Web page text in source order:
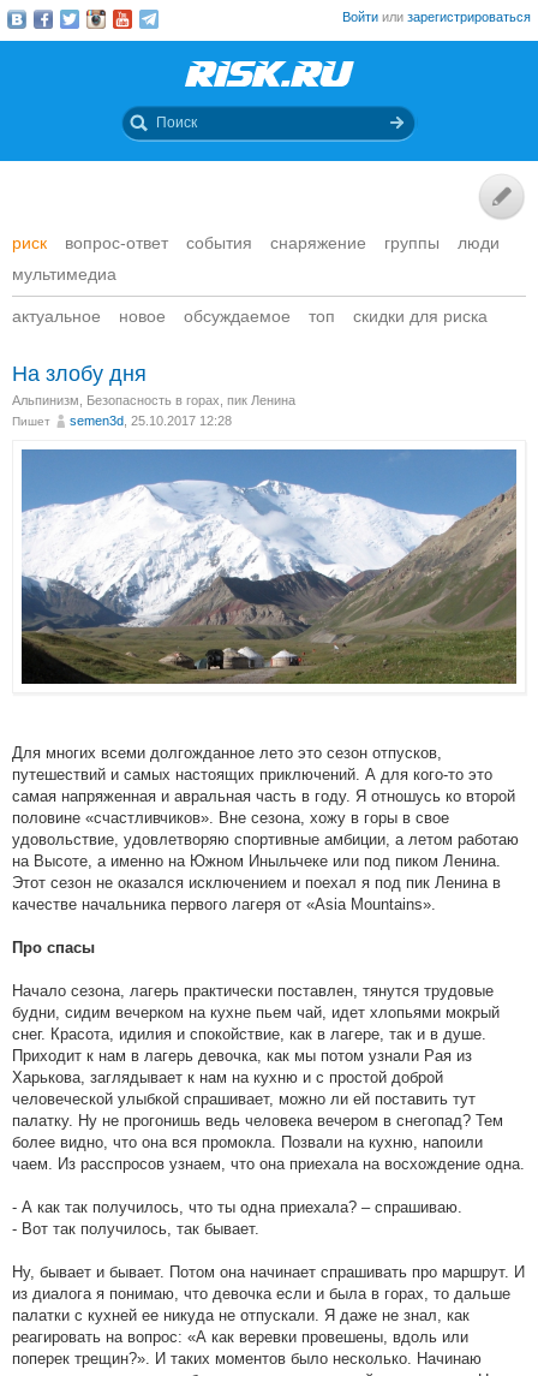
Войти или зарегистрироваться
риск вопрос-ответ события снаряжение группы
люди
мультимедиа
актуальное новое обсуждаемое топ скидки для риска
На злобу дня
Альпинизм Безопасность в горах пик Ленина
Пишет semen3d , 25.10.2017 12:28
Для многих всеми долгожданное лето это сезон отпусков,
путешествий и самых настоящих приключений. А для кого-то это
самая напряженная и авральная часть в году. Я отношусь ко второй
половине «счастливчиков». Вне сезона, хожу в горы в свое
удовольствие, удовлетворяю спортивные амбиции, а летом работаю
на Высоте, а именно на Южном Иныльчеке или под пиком Ленина.
Этот сезон не оказался исключением и поехал я под пик Ленина в
качестве начальника первого лагеря от «Asia Mountains».
Про спасы
Начало сезона, лагерь практически поставлен, тянутся трудовые
будни, сидим вечерком на кухне пьем чай, идет хлопьями мокрый
снег. Красота, идилия и спокойствие, как в лагере, так и в душе.
Приходит к нам в лагерь девочка, как мы потом узнали Рая из
Харькова, заглядывает к нам на кухню и с простой доброй
человеческой улыбкой спрашивает, можно ли ей поставить тут
палатку. Ну не прогонишь ведь человека вечером в снегопад? Тем
более видно, что она вся промокла. Позвали на кухню, напоили
чаем. Из расспросов узнаем, что она приехала на восхождение одна.
- А как так получилось, что ты одна приехала? – спрашиваю.
- Вот так получилось, так бывает.
Ну, бывает и бывает. Потом она начинает спрашивать про маршрут. И
из диалога я понимаю, что девочка если и была в горах, то дальше
палатки с кухней ее никуда не отпускали. Я даже не знал, как
реагировать на вопрос: «А как веревки провешены, вдоль или
поперек трещин?». И таких моментов было несколько. Начинаю